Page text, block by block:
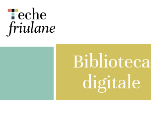
Biblioteca
digitale